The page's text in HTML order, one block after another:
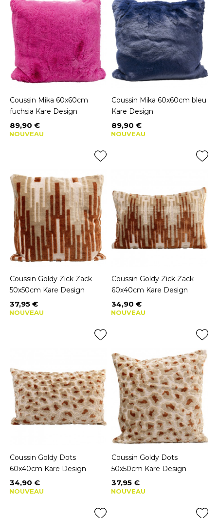
Coussin Mika 60x60cm
fuchsia Kare Design
Prix
89,90 €
NOUVEAU
Coussin Mika 60x60cm bleu
Kare Design
Prix
89,90 €
NOUVEAU
Coussin Goldy Zick Zack
50x50cm Kare Design
Prix
37,95 €
NOUVEAU
Coussin Goldy Zick Zack
60x40cm Kare Design
Prix
34,90 €
NOUVEAU
Coussin Goldy Dots
60x40cm Kare Design
Prix
34,90 €
NOUVEAU
Coussin Goldy Dots
50x50cm Kare Design
Prix
37,95 €
NOUVEAU